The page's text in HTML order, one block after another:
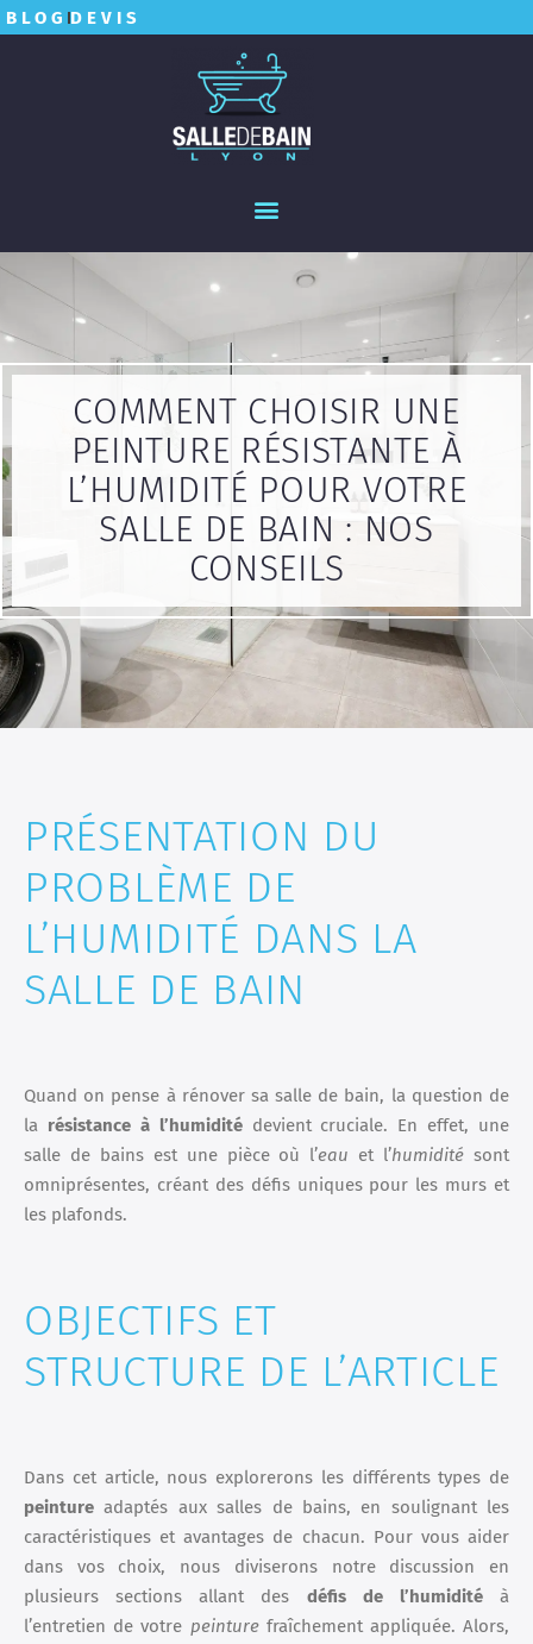
BLOG DEVIS
COMMENT CHOISIR UNE
PEINTURE RÉSISTANTE À
L’HUMIDITÉ POUR VOTRE
SALLE DE BAIN : NOS
CONSEILS
PRÉSENTATION DU
PROBLÈME DE
L’HUMIDITÉ DANS LA
SALLE DE BAIN
Quand on pense à rénover sa salle de bain, la question de
la résistance à l’humiditédevient cruciale. En effet, une
salle de bains est une pièce où l’eau et l’humidité sont
omniprésentes, créant des défis uniques pour les murs et
les plafonds.
OBJECTIFS ET
STRUCTURE DE L’ARTICLE
Dans cet article, nous explorerons les différents types de
peinture adaptés aux salles de bains, en soulignant les
caractéristiques et avantages de chacun. Pour vous aider
dans vos choix, nous diviserons notre discussion en
plusieurs sections allant des défis de l’humiditéà
l’entretien de votre peinturefraîchement appliquée. Alors,